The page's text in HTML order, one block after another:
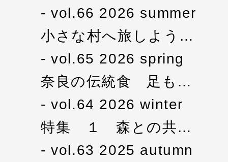
vol.66 2026 summer
小さな村へ旅しよう…
vol.65 2026 spring
奈良の伝統食 足も…
vol.64 2026 winter
特集 １ 森との共…
vol.63 2025 autumn